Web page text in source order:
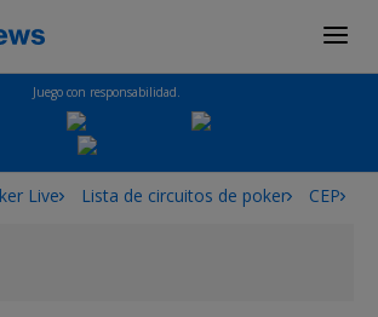
Juego con responsabilidad.
Live Lista de circuitos de poker CEP